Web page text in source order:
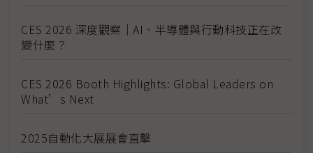
CES 2026 深度觀察｜AI、半導體與行動科技正在改
變什麼？
CES 2026 Booth Highlights: Global Leaders on
What’s Next
2025自動化大展展會直擊